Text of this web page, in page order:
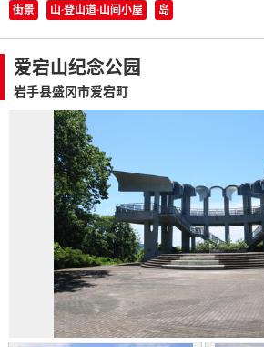
街景 山·登山道·山间小屋 岛
爱宕山纪念公园
岩手县盛冈市爱宕町